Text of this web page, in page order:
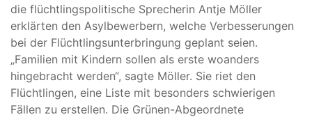
die flüchtlingspolitische Sprecherin Antje Möller
erklärten den Asylbewerbern, welche Verbesserungen
bei der Flüchtlingsunterbringung geplant seien.
„Familien mit Kindern sollen als erste woanders
hingebracht werden“, sagte Möller. Sie riet den
Flüchtlingen, eine Liste mit besonders schwierigen
Fällen zu erstellen. Die Grünen-Abgeordnete